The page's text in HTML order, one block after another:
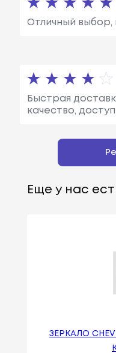
Отличный
Быстрая
качество,
Еще у нас
ЗЕРКАЛО